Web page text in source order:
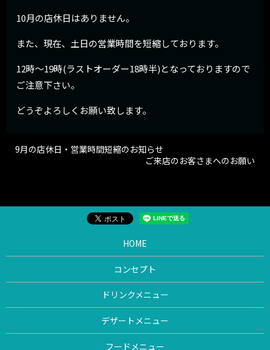
10月の店休日はありません。
また、現在、土日の営業時間を短縮しております。
12時～19時(ラストオーダー18時半)となっておりますので
ご注意下さい。
どうぞよろしくお願い致します。
9月の店休日・営業時間短縮のお知らせ
ご来店のお客さまへのお願い
HOME
コンセプト
ドリンクメニュー
デザートメニュー
フードメニュー